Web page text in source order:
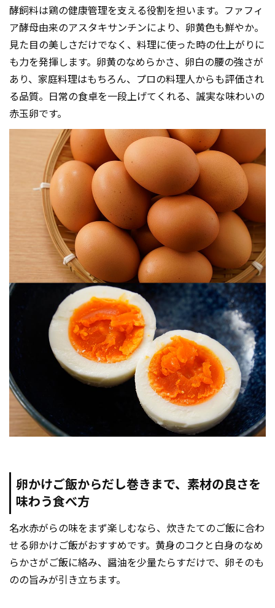
酵飼料は鶏の健康管理を支える役割を担います。ファフィ
ア酵母由来のアスタキサンチンにより、卵黄色も鮮やか。
見た目の美しさだけでなく、料理に使った時の仕上がりに
も力を発揮します。卵黄のなめらかさ、卵白の腰の強さが
あり、家庭料理はもちろん、プロの料理人からも評価され
る品質。日常の食卓を一段上げてくれる、誠実な味わいの
赤玉卵です。
卵かけご飯からだし巻きまで、素材の良さを
味わう食べ方
名水赤がらの味をまず楽しむなら、炊きたてのご飯に合わ
せる卵かけご飯がおすすめです。黄身のコクと白身のなめ
らかさがご飯に絡み、醤油を少量たらすだけで、卵そのも
のの旨みが引き立ちます。